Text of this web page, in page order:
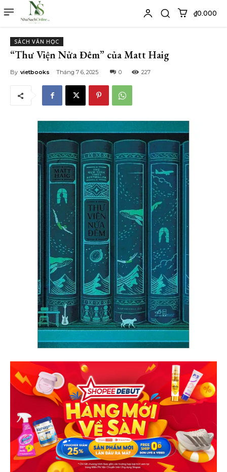
₫0.000
SÁCH VĂN HỌC
“Thư Viện Nửa Đêm” của Matt Haig
By vietbooks Tháng 7 6, 2025 0 227